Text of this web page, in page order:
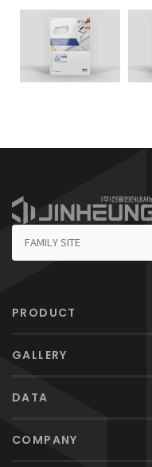
PRODUCT
GALLERY
DATA
COMPANY